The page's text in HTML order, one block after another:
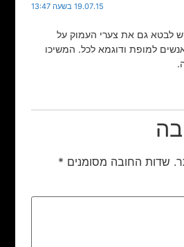
19.07.15 בשעה 13:47
לבטא גם את צערי העמוק על
למופת ודוגמא לכל. המשיכו
שדות החובה מסומנים *